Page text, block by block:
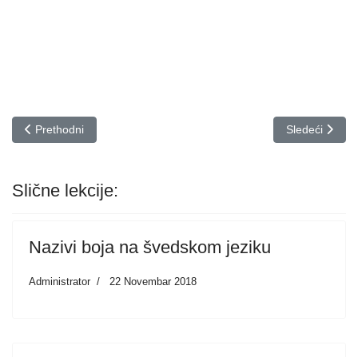
Prethodni članak: Voće | Švedski jezik
Prethodni Sledeći
Sledeći
Slične lekcije:
Nazivi boja na švedskom jeziku
Administrator 22 Novembar 2018